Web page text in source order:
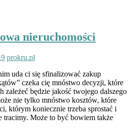
nieruchomości
prokru.pl
uda ci się sfinalizować zakup
czeka cię mnóstwo decyzji, które
zależeć będzie jakość twojego dalszego
nie tylko mnóstwo kosztów, które
którym koniecznie trzeba sprostać i
tracimy. Może to być bowiem także